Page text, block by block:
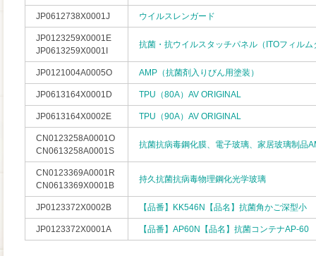
JP0612738X0001J ウイルスレンガード
JP0123259X0001E
JP0613259X0001I
抗菌・抗ウイルスタッチパネル（ITOフィルム
JP0121004A0005O AMP（抗菌剤入りびん用塗装）
JP0613164X0001D TPU（80A）AV ORIGINAL
JP0613164X0002E TPU（90A）AV ORIGINAL
CN0123258A0001O
CN0613258A0001S
抗菌抗病毒鋼化膜、電子玻璃、家居玻璃制品
CN0123369A0001R
CN0613369X0001B
持久抗菌抗病毒物理鋼化光学玻璃
JP0123372X0002B 【品番】KK546N【品名】抗菌角かご深型小
JP0123372X0001A 【品番】AP60N【品名】抗菌コンテナAP-60